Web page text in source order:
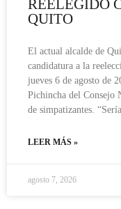
REELEGIDO
QUITO
El actual alcalde de
candidatura a la
jueves 6 de agosto de
Pichincha del Consejo
de simpatizantes.
LEER MÁS »
agosto 7, 2026